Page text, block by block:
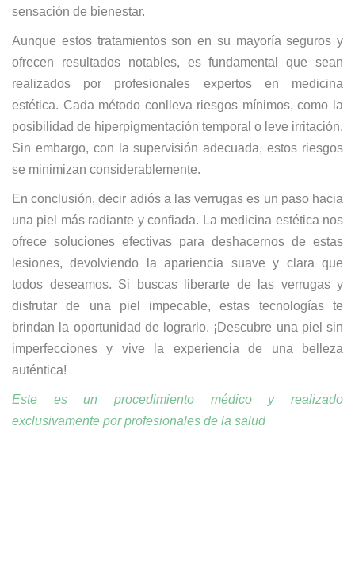
sensación de bienestar.
Aunque estos tratamientos son en su mayoría seguros y
ofrecen resultados notables, es fundamental que sean
realizados por profesionales expertos en medicina
estética. Cada método conlleva riesgos mínimos, como la
posibilidad de hiperpigmentación temporal o leve irritación.
Sin embargo, con la supervisión adecuada, estos riesgos
se minimizan considerablemente.
En conclusión, decir adiós a las verrugas es un paso hacia
una piel más radiante y confiada. La medicina estética nos
ofrece soluciones efectivas para deshacernos de estas
lesiones, devolviendo la apariencia suave y clara que
todos deseamos. Si buscas liberarte de las verrugas y
disfrutar de una piel impecable, estas tecnologías te
brindan la oportunidad de lograrlo. ¡Descubre una piel sin
imperfecciones y vive la experiencia de una belleza
auténtica!
Este es un procedimiento médico y realizado
exclusivamente por profesionales de la salud